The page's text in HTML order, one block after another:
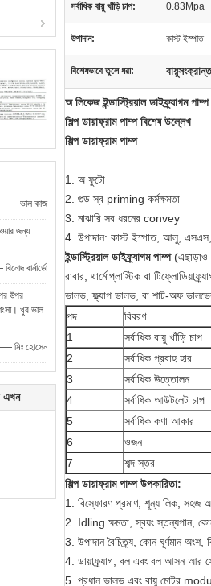
ভাল কাজ
জন্য
বার্নার্ডো
উপর
খুব ভাল
মিঃ হোসেন
এখন
সর্বাধিক বায়ু খাঁড়ি চাপ: 0.83Mpa
উপাদান: কাস্ট ইস্পাত
বিশেষভাবে তুলে ধরা:
অ লিকেজ ইন্ডাস্ট্রিয়াল ডাইফ্র্যাগম
শিল্প ডায়াফ্রাম পাম্প বিশেষ উল্লেখ
শিল্প ডায়াফ্রাম পাম্প
1. অ ফুটো
2. গুড স্ব priming কর্মক্ষমতা
3. মাঝারি সব ধরনের convey
4. উপাদান: কাস্ট ইস্পাত, আলু, এসএস,
ইন্ডাস্ট্রিয়াল ডাইফ্র্যাগম পাম্প (এছাড়াও
রাবার, থার্মোপ্লাস্টিক বা
ভালভ, ফ্ল্যাপ ভালভ, বা শাট-অফ
পদ
বিবরণ
1
সর্বাধিক বায়ু খাঁড়ি চাপ
2
সর্বাধিক প্রবাহ হার
3
সর্বাধিক উত্তোলন
4
সর্বাধিক আউটলেট চাপ
5
সর্বাধিক কণা আকার
6
ওজন
7
শব্দ স্তর
শিল্প ডায়াফ্রাম পাম্প উপকারিতা:
1. বিস্ফোরণ প্রমাণ, শূন্য লিক, সহজ
2. Idling ক্ষমতা, স্বয়ং স্তন্যপান,
3. উপাদান বৈচিত্র্য, কোন ঘূর্ণমান অংশ,
4. ডায়াফ্র্যাগ, বল এবং বল আসন আর
5. প্রধান ভালভ এবং বায়ু মোটর